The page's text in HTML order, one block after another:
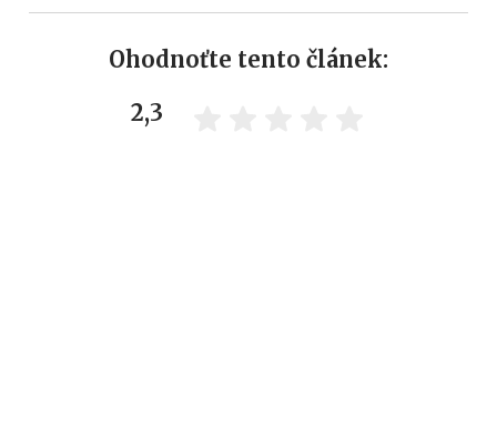
Ohodnoťte tento článek:
2,3